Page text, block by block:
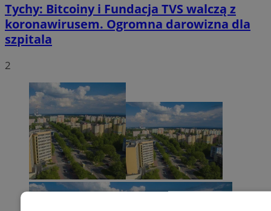
Tychy: Bitcoiny i Fundacja TVS walczą z
koronawirusem. Ogromna darowizna dla
szpitala
2